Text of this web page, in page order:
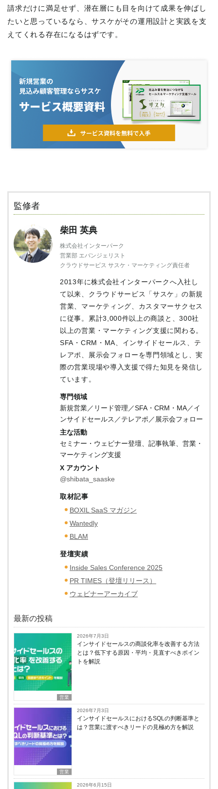
請求だけに満足せず、潜在層にも目を向けて成果を伸ばし
たいと思っているなら、サスケがその運用設計と実践を支
えてくれる存在になるはずです。
監修者
柴田 英典
株式会社インターパーク
営業部 エバンジェリスト
クラウドサービス サスケ・マーケティング責任者
2013年に株式会社インターパークへ入社し
て以来、クラウドサービス「サスケ」の新規
営業、マーケティング、カスタマーサクセス
に従事。累計3,000件以上の商談と、300社
以上の営業・マーケティング支援に関わる。
SFA・CRM・MA、インサイドセールス、テ
レアポ、展示会フォローを専門領域とし、実
際の営業現場や導入支援で得た知見を発信し
ています。
専門領域
新規営業／リード管理／SFA・CRM・MA／イ
ンサイドセールス／テレアポ／展示会フォロー
主な活動
セミナー・ウェビナー登壇、記事執筆、営業・
マーケティング支援
X アカウント
@shibata_saaske
取材記事
BOXIL SaaS マガジン
Wantedly
BLAM
登壇実績
Inside Sales Conference 2025
PR TIMES（登壇リリース）
ウェビナーアーカイブ
最新の投稿
営業
2026年7月3日
インサイドセールスの商談化率を改善する方法
とは？低下する原因・平均・見直すべきポイン
トを解説
営業
2026年7月3日
インサイドセールスにおけるSQLの判断基準と
は？営業に渡すべきリードの見極め方を解説
2026年6月15日